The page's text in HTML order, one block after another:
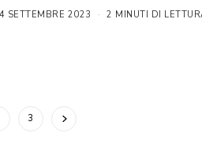
SETTEMBRE 2023 2 MINUTI DI
3